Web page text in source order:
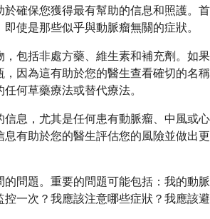
於確保您獲得最有幫助的信息和照護。首
使是那些似乎與動脈瘤無關的症狀。
，包括非處方藥、維生素和補充劑。如果
，因為這有助於您的醫生查看確切的名稱
何草藥療法或替代療法。
信息，尤其是任何患有動脈瘤、中風或心
息有助於您的醫生評估您的風險並做出更
的問題。重要的問題可能包括：我的動脈
控一次？我應該注意哪些症狀？我應該避